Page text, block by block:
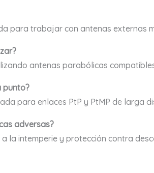
para trabajar con antenas externas
antenas parabólicas
punto?
para enlaces PtP y PtMP de larga
adversas?
a la intemperie y protección contra